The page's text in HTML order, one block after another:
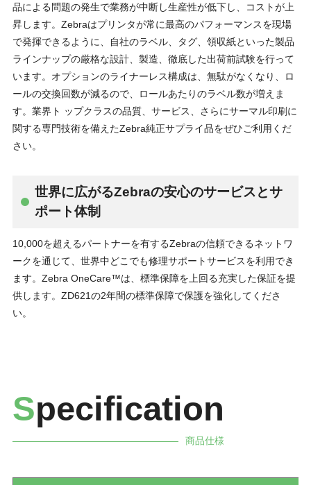
品による問題の発生で業務が中断し生産性が低下し、コストが上
昇します。Zebraはプリンタが常に最高のパフォーマンスを現場
で発揮できるように、自社のラベル、タグ、領収紙といった製品
ラインナップの厳格な設計、製造、徹底した出荷前試験を行って
います。オプションのライナーレス構成は、無駄がなくなり、ロ
ールの交換回数が減るので、ロールあたりのラベル数が増えま
す。業界ト ップクラスの品質、サービス、さらにサーマル印刷に
関する専門技術を備えたZebra純正サプライ品をぜひご利用くだ
さい。
世界に広がるZebraの安心のサービスとサ
ポート体制
10,000を超えるパートナーを有するZebraの信頼できるネットワ
ークを通じて、世界中どこでも修理サポートサービスを利用でき
ます。Zebra OneCare™は、標準保障を上回る充実した保証を提
供します。ZD621の2年間の標準保障で保護を強化してくださ
い。
Specification
商品仕様